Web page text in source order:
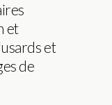
et
et
de